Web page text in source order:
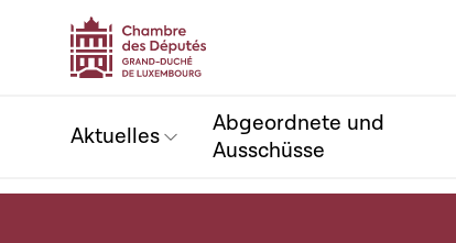
Aktuelles
Abgeordnete und
Ausschüsse